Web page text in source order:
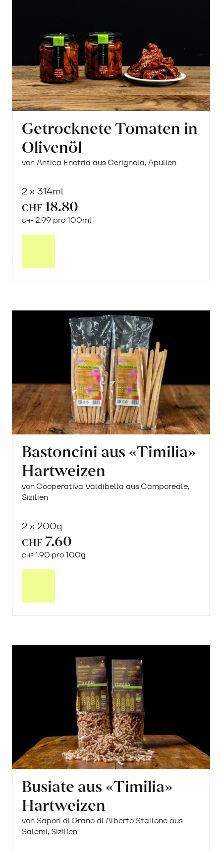
Getrocknete Tomaten in
Olivenöl
von Antica Enotria aus Cerignola, Apulien
2 x 314ml
CHF 18.80
CHF 2.99 pro 100ml
Bastoncini aus «Timilia»
Hartweizen
von Cooperativa Valdibella aus Camporeale,
Sizilien
2 x 200g
CHF 7.60
CHF 1.90 pro 100g
Busiate aus «Timilia»
Hartweizen
von Sapori di Grano di Alberto Stallone aus
Salemi, Sizilien